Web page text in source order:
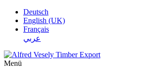
Deutsch
English (UK)
Français
عربي
Menü